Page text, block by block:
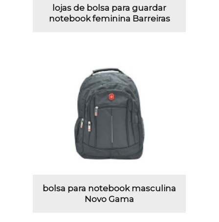
lojas de bolsa para guardar
notebook feminina Barreiras
bolsa para notebook masculina
Novo Gama